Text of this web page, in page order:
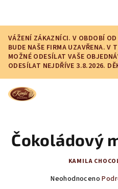
obsah
VÁŽENÍ ZÁKAZNÍCI. V OBDOBÍ
BUDE NAŠE FIRMA UZAVŘENA. V
MOŽNÉ ODESÍLAT VAŠE
ODESÍLAT NEJDŘÍVE 3.8.2026.
Čokoládový
KAMILA
Průměrné
Neohodnoceno